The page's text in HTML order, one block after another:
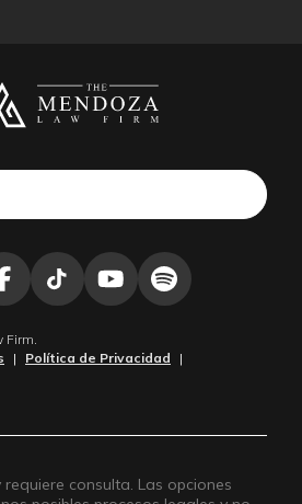
Firm.
| Política de Privacidad
|
consulta. Las opciones